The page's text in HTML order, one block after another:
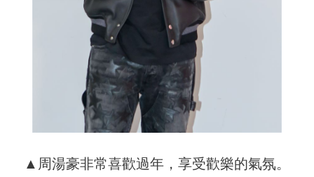
▲周湯豪非常喜歡過年，享受歡樂的氣氛。